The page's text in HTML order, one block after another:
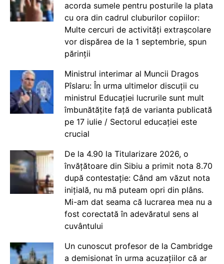
acorda sumele pentru posturile la plata
cu ora din cadrul cluburilor copiilor:
Multe cercuri de activități extrașcolare
vor dispărea de la 1 septembrie, spun
părinții
Ministrul interimar al Muncii Dragos
Pîslaru: În urma ultimelor discuții cu
ministrul Educației lucrurile sunt mult
îmbunătățite față de varianta publicată
pe 17 iulie / Sectorul educației este
crucial
De la 4.90 la Titularizare 2026, o
învățătoare din Sibiu a primit nota 8.70
după contestație: Când am văzut nota
inițială, nu mă puteam opri din plâns.
Mi-am dat seama că lucrarea mea nu a
fost corectată în adevăratul sens al
cuvântului
Un cunoscut profesor de la Cambridge
a demisionat în urma acuzațiilor că ar